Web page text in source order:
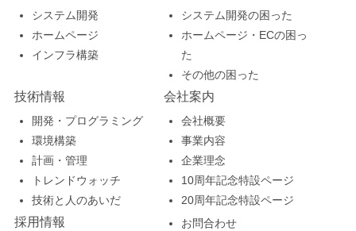
システム開発
ホームページ
インフラ構築
システム開発の困った
ホームページ・ECの困っ
た
その他の困った
技術情報
開発・プログラミング
環境構築
計画・管理
トレンドウォッチ
技術と人のあいだ
会社案内
会社概要
事業内容
企業理念
10周年記念特設ページ
20周年記念特設ページ
採用情報
お問合わせ